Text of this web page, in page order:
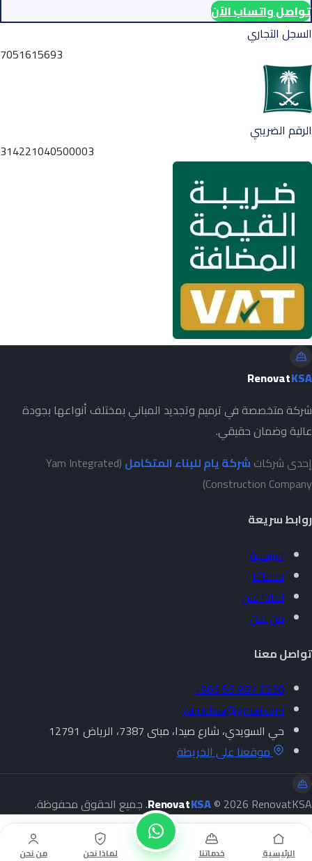
تواصل واتساب الآن
السجل التجاري
7051615693
الرقم الضريبي
314221040500003
RenovatKSA
شركة متخصصة في ترميم وتجديد المباني بمختلف أنواعها بجودة
عالية وضمان حقيقي.
إحدى شركاتشركة يام للبناء المتكامل (Yam Integrated
Construction Company)
روابط سريعة
الرئيسية
خدماتنا
لماذا نحن
من نحن
تواصل معنا
+966 55 987 2258
yamicksa@gmail.com
حي السويدي، شارع صيدا، مبنى 7387، الرياض 12791
موقعنا على الخريطة
RenovatKSA© 2026 RenovatKSA. جميع الحقوق محفوظة.
الرئيسية خدماتنا لماذا نحن من نحن